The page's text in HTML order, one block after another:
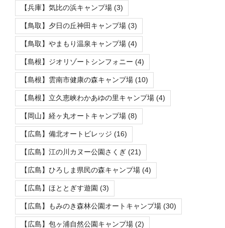
【兵庫】気比の浜キャンプ場 (3)
【鳥取】夕日の丘神田キャンプ場 (3)
【鳥取】やまもり温泉キャンプ場 (4)
【島根】ジオリゾートシンフォニー (4)
【島根】雲南市健康の森キャンプ場 (10)
【島根】立久恵峡わかあゆの里キャンプ場 (4)
【岡山】経ヶ丸オートキャンプ場 (8)
【広島】備北オートビレッジ (16)
【広島】江の川カヌー公園さくぎ (21)
【広島】ひろしま県民の森キャンプ場 (4)
【広島】ほととぎす遊園 (3)
【広島】もみのき森林公園オートキャンプ場 (30)
【広島】包ヶ浦自然公園キャンプ場 (2)